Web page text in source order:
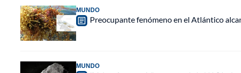
MUNDO
Preocupante fenómeno en el Atlántico
MUNDO